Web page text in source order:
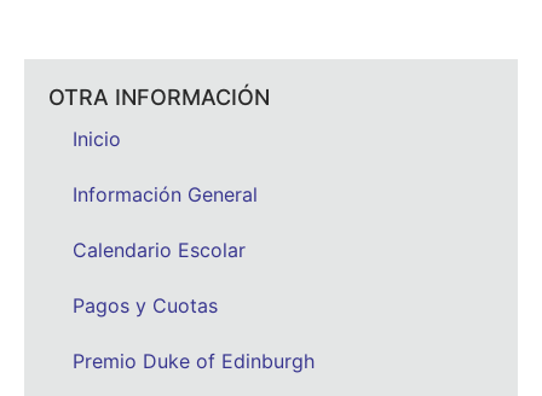
OTRA INFORMACIÓN
Inicio
Información General
Calendario Escolar
Pagos y Cuotas
Premio Duke of Edinburgh